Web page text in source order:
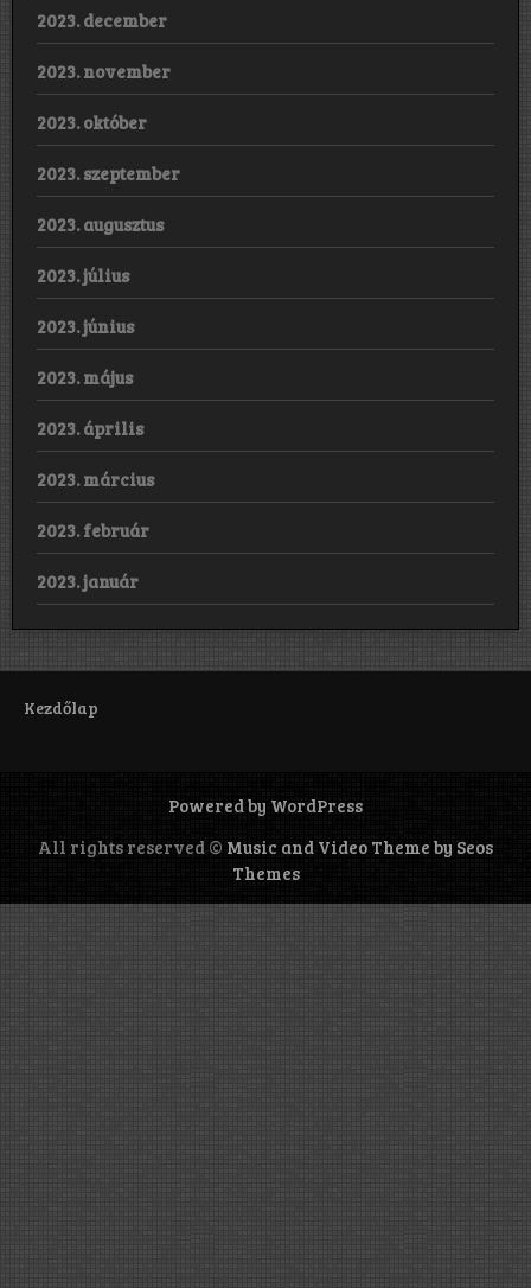
2023. december
2023. november
2023. október
2023. szeptember
2023. augusztus
2023. július
2023. június
2023. május
2023. április
2023. március
2023. február
2023. január
Kezdőlap
Powered by WordPress
All rights reserved © Music and Video Theme by Seos
Themes